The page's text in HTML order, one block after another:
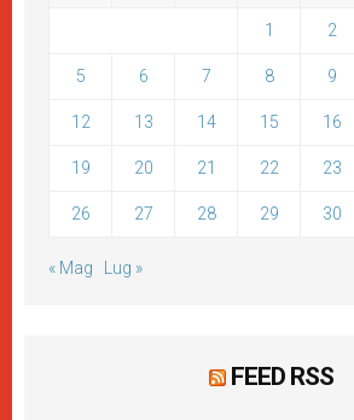
1 2
5 6 7 8 9
12 13 14 15 16
19 20 21 22 23
26 27 28 29 30
« Mag Lug »
FEED RSS